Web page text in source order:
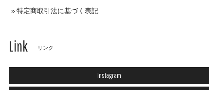
特定商取引法に基づく表記
Link リンク
Instagram